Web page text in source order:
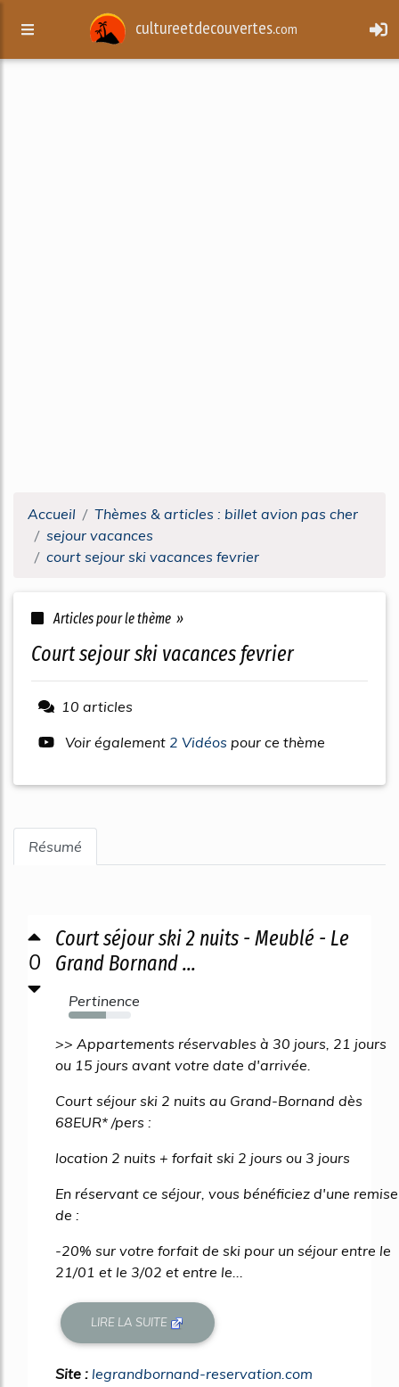
cultureetdecouvertes.com
Accueil
Thèmes & articles : billet avion pas cher
sejour vacances
court sejour ski vacances fevrier
Articles pour le thème »
court sejour ski vacances fevrier
10 articles
Voir également 2 Vidéos pour ce thème
Résumé
0
Court séjour ski 2 nuits - Meublé - Le
Grand Bornand ...
Pertinence
60%
>> Appartements réservables à 30 jours, 21 jours
ou 15 jours avant votre date d'arrivée.
Court séjour ski 2 nuits au Grand-Bornand dès
68EUR* /pers :
location 2 nuits + forfait ski 2 jours ou 3 jours
En réservant ce séjour, vous bénéficiez d'une remise
de :
-20% sur votre forfait de ski pour un séjour entre le
21/01 et le 3/02 et entre le...
LIRE LA SUITE
Site : legrandbornand-reservation.com